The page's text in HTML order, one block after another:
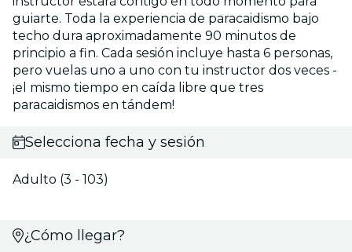
guiarte. Toda la experiencia de paracaidismo bajo
techo dura aproximadamente 90 minutos de
principio a fin. Cada sesión incluye hasta 6 personas,
pero vuelas uno a uno con tu instructor dos veces -
¡el mismo tiempo en caída libre que tres
paracaidismos en tándem!
Selecciona fecha y sesión
Adulto (3 - 103)
¿Cómo llegar?